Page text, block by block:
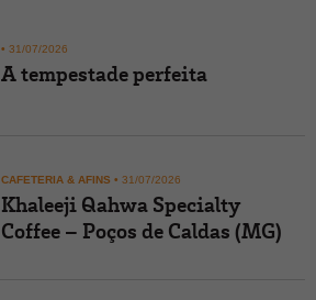
• 31/07/2026
A tempestade perfeita
CAFETERIA & AFINS • 31/07/2026
Khaleeji Qahwa Specialty
Coffee – Poços de Caldas (MG)